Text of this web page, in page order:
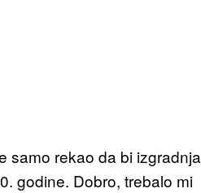
samo rekao da bi izgradnja
godine. Dobro, trebalo mi